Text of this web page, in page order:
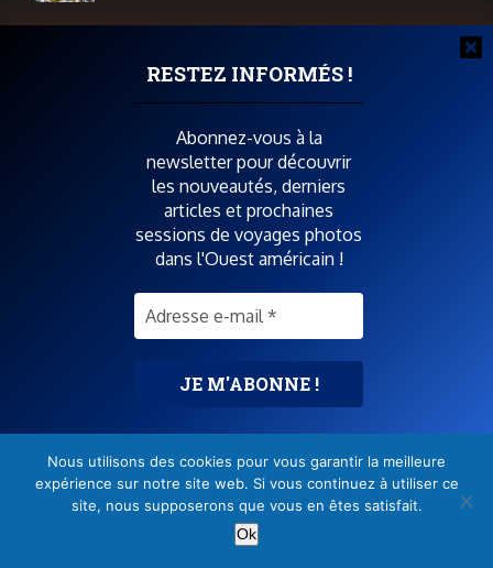
RESTEZ INFORMÉS !
Abonnez-vous à la
newsletter pour découvrir
les nouveautés, derniers
articles et prochaines
sessions de voyages photos
dans l'Ouest américain !
politique de confidentialité
pour plus d’informations.
des trésors du lac Powell
Petit lexique du randonneur aux USA (anglais/français)
LES ÉTATS DE L’OUEST AMÉRICAIN
Oregon
Texas
Nous utilisons des cookies pour vous garantir la meilleure
expérience sur notre site web. Si vous continuez à utiliser ce
site, nous supposerons que vous en êtes satisfait.
Ok